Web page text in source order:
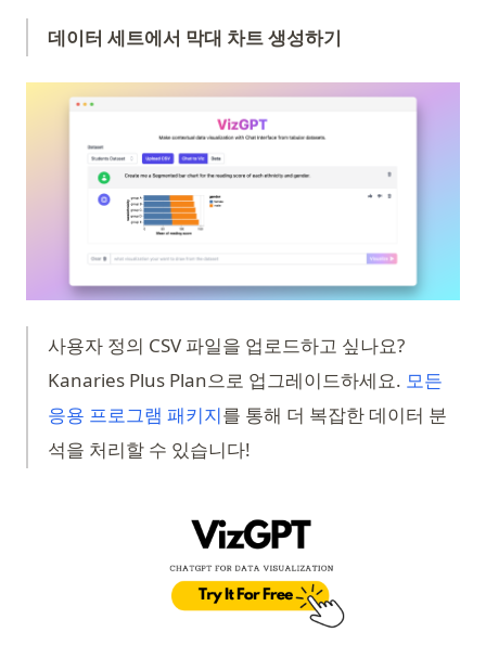
Pandas 데이터프레임 병합, 조인 및 연결하는 방법
깊이 있는 분석: Python에서 Plotly 대 Matplotlib 비교
Postgres 데이터베이스 시각화기: 철저한 가이드
Power BI 대안 중 상위 7개: 데이터 분석 및 시각화 도구
Mac에서 Power BI 실행하는 방법
무작위 안정 확산 프롬프트 생성기
피그워커 0.1.6.업데이트: 시각화를 코드로 내보내기
아무런 노력 없이 PySpark에서 Null 값을 삭제하는 방법
자동 데이터 분석을 위한 상위 10개 Python 라이브러리
팬더, 파이스파크, R & PygWalker에서 CSV 파일을 데이터프레
레드래시 대안: 포괄적인 리뷰
Segment Anything: AI 모델이 이미지 분할을 변경합니다
시센스 대 태블로: 머신러닝 기반 데이터 비교
How to Install AutoGPT with Docker: Step-by-Step Guide
How to OverCome the 'Too Many Requests in 1 Hour' Error
How to Plugins to ChatGPT: An In-Depth Guide
How to Solve Open AI 'That Model Does Not Exist' Error
How to Train ChatGPT for Business and Personal Use
How to Training ChatGPT on Custom Data for Advanced
Chatbot Deployment
How to Turn On Chat GPT Developer Mode - Simple Guide
How to Use AutoGPT: Step-by-Step Guide
How to Use Chat GPT without Sign In
How to Use ChatGPT for Coding
How to Use ChatGPT for Python Coding
How to Use GPT-4 for Free: A Comprehensive Guide
How to Use GPT-4 without ChatGPT Plus Subscription
Hugging Face Transformers: 귀하의 NLP 최첨단으로 향하는
문제 해결: Matplotlib.pyplot이 소스에서 해결되지 않음
파이썬 Matplotlib를 사용하여 시계열 그래프 만드는 방법
파이썬에서 'Module Matplotlib Has No Attribute Plot' 에러 해
파이썬의 Matplotlib을 사용하여 이미지 그리기 방법
Pandas Visulziation: A Step-by-Step Tutorial
Null Values
Pandas Where: Pandas의 강력한 기능으로 Null 값 다루기
Pandas fillna(): Handle Missing Values in DataFrames
Pandas iterrows(): How to Iterate Over DataFrame Rows
(And When Not To)
Pandas loc: Select and Filter DataFrame Rows and Columns
by Label
Pandas read_csv: The Definitive Guide to pd.read_csv() in
Python (2026)
Pandas reset_index(): Complete Guide to Resetting
DataFrame Index
Pandas reset_index(): DataFrame 인덱스 재설정 완벽 가이드
Pandas to_datetime: Convert Strings, Timestamps, and
Pandas to_sql() 메소드: 효율적인 SQL 작성을 위한 팁
Python Decorators: The Complete Guide with Practical
Examples
Python Deque: Fast Double-Ended Queues with
collections.deque
Python Deque: collections.deque를 사용한 빠른 양방향 큐
Python Enumerate: Loop with Index the Right Way
Python Enumerate: 올바른 방법으로 인덱스와 함께 반복하기
Python F-Strings: The Complete Guide to String Formatting
Python F-Strings: 문자열 포맷팅 완벽 가이드
Python Flatten List: 8 Methods to Flatten Nested Lists
Python Floor Division: Complete Guide to the // Operator
Expressions, and Lazy Evaluation
Python Get All Files in a Directory: Fast, Modern & Efficient
Python KNN: Mastering K Nearest Neighbor Regression
Python KNN: sklearn을 사용한 K Nearest Neighbor
Regression 마스터하기
데이터 세트에서 막대 차트 생성하기
사용자 정의 CSV 파일을 업로드하고 싶나요?
Kanaries Plus Plan으로 업그레이드하세요. 모든
응용 프로그램 패키지(opens in a new tab)
를 통해 더 복잡한 데이터 분
석을 처리할 수 있습니다!